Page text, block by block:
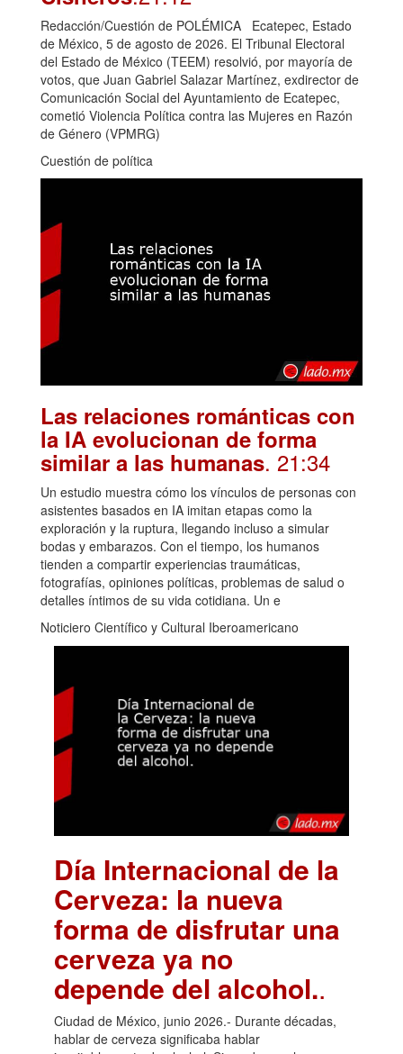
Redacción/Cuestión de POLÉMICA Ecatepec, Estado
de México, 5 de agosto de 2026. El Tribunal Electoral
del Estado de México (TEEM) resolvió, por mayoría de
votos, que Juan Gabriel Salazar Martínez, exdirector de
Comunicación Social del Ayuntamiento de Ecatepec,
cometió Violencia Política contra las Mujeres en Razón
de Género (VPMRG)
Cuestión de política
Las relaciones románticas con
la IA evolucionan de forma
similar a las humanas. 21:34
Un estudio muestra cómo los vínculos de personas con
asistentes basados en IA imitan etapas como la
exploración y la ruptura, llegando incluso a simular
bodas y embarazos. Con el tiempo, los humanos
tienden a compartir experiencias traumáticas,
fotografías, opiniones políticas, problemas de salud o
detalles íntimos de su vida cotidiana. Un e
Noticiero Científico y Cultural Iberoamericano
Día Internacional de la
Cerveza: la nueva
forma de disfrutar una
cerveza ya no
depende del alcohol..
Ciudad de México, junio 2026.- Durante décadas,
hablar de cerveza significaba hablar